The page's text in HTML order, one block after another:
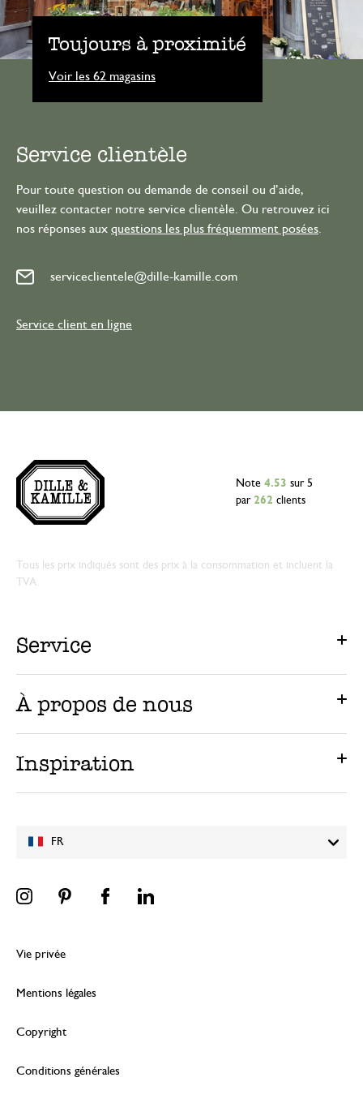
Toujours à proximité
Voir les 62 magasins
Service clientèle
Pour toute question ou demande de conseil ou d’aide,
veuillez contacter notre service clientèle. Ou retrouvez ici
nos réponses aux questions les plus fréquemment posées
serviceclientele@dille-kamille.com
Service client en ligne
FR
Note 4.53 sur 5
par 262 clients
Tous les prix indiqués sont des prix à la consommation et incluent la
TVA.
Service
À propos de nous
Inspiration
Vie privée
Mentions légales
Copyright
Conditions générales